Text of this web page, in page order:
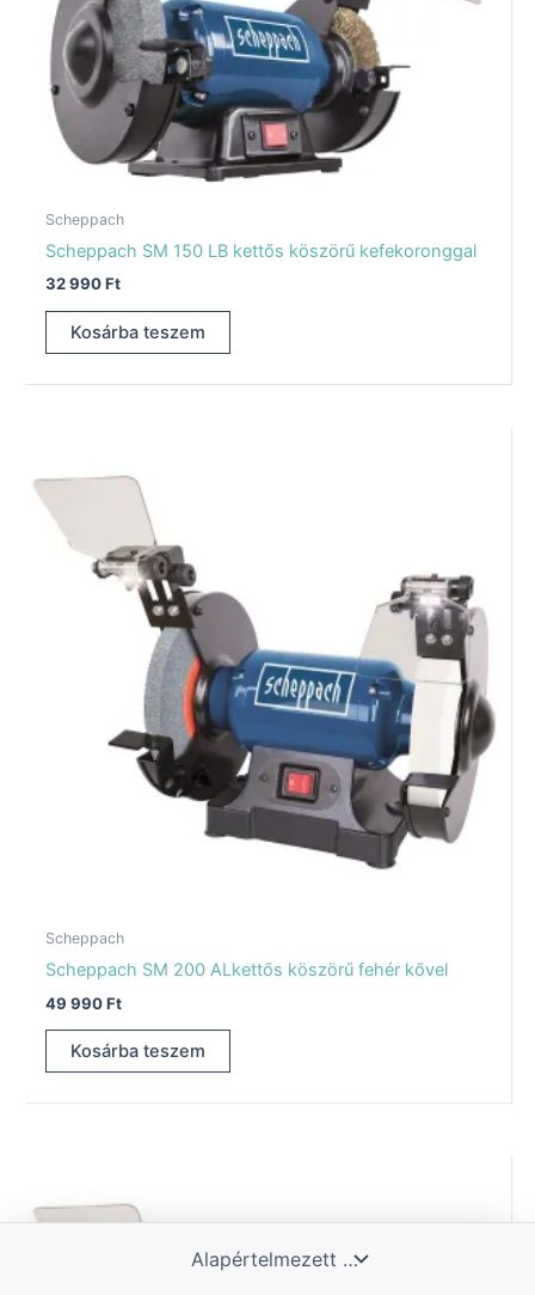
Scheppach
Scheppach SM 150 LB kettős köszörű kefekoronggal
32 990Ft
Kosárba teszem
Scheppach
Scheppach SM 200 ALkettős köszörű fehér kővel
49 990Ft
Kosárba teszem